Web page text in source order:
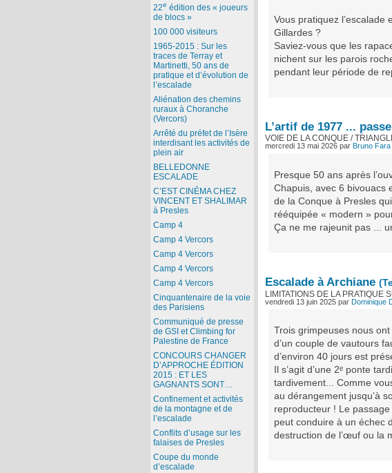
Vous pratiquez l’escalade
Gillardes ?
Saviez-vous que les
nichent sur les parois
pendant leur période de
L’artif de 1977 ...
VOIE DE LA CONQUE /
mercredi 13 mai 2026 par Bruno Fara
Presque 50 ans après
Chapuis, avec 6 bivouacs
de la Conque à Presles
rééquipée « modern »
Ça ne me rajeunit pas ...
Escalade à Archiane
LIMITATIONS DE LA PRATIQUE
vendredi 13 juin 2025 par Dominique
Trois grimpeuses nous
d’un couple de vautours
d’environ 40 jours est
Il s’agit d’une 2ᵉ ponte
tardivement... Comme
au dérangement jusqu’à
reproducteur ! Le
peut conduire à un échec
destruction de l’œuf ou la
22e édition des « joueurs
de blocs »
100 000 visiteurs
1965-2015 : Sur les
traces de Terray et
Martinetti, 50 ans de
pratique et d’évolution de
l’escalade
Aliénation des chemins
ruraux à Choranche
(Vercors)
Arrêté du préfet de l’Isère
interdisant les activités de
plein air
BELLEDONNE
ESCALADE
C’EST CINÉMA CHEZ
VINCENT ET SHALIMAR
à Presles
Camp 4
Camp 4 Vercors
Camp 4 Vercors
Camp 4 Vercors
Camp 4 Vercors
Cinquantenaire de la voie
des Parisiens
Communiqué de presse
de GSI et Climbing for
Palestine de France
CONCOURS CHANGER
D’APPROCHE ÉDITION
2015 : ET LES
GAGNANTS SONT…
Confinement et activités
de la montagne et de
l’escalade
Conflits d’usage sur les
falaises de Presles
Coupe du monde
d’escalade